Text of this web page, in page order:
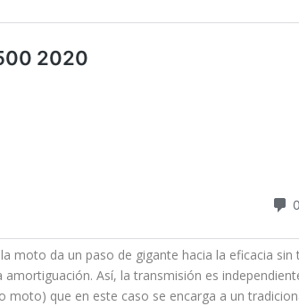
moto da un paso de gigante hacia la eficacia
Así, la transmisión es
moto) que en este caso se encarga a un